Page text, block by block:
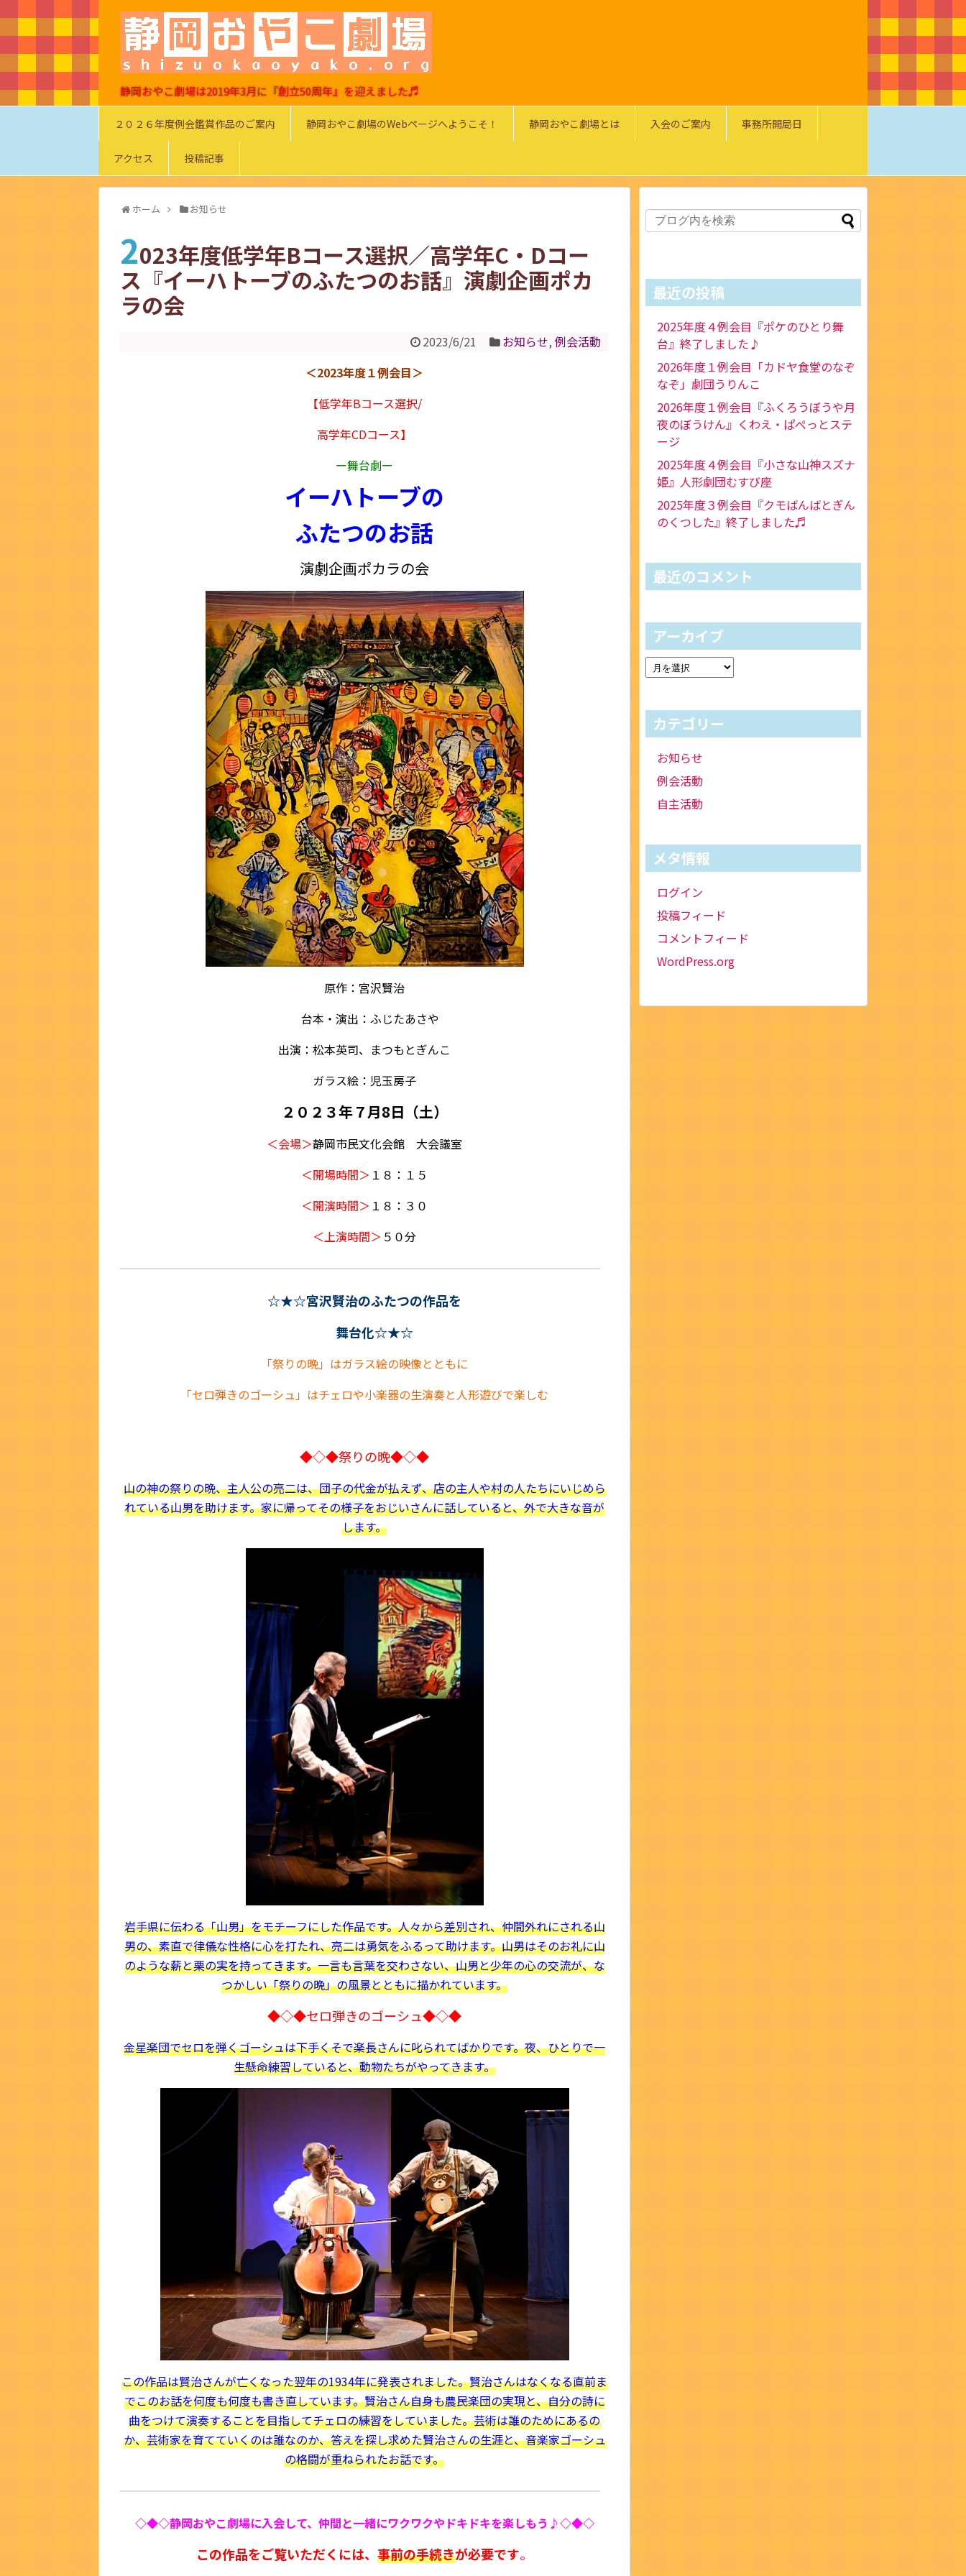
静岡おやこ劇場は2019年3月に『創立50周年』を迎えました♬
２０２６年度例会鑑賞作品のご案内 静岡おやこ劇場のWebページへようこそ！ 静岡おやこ劇場とは 入会のご案内 事務所開局日
アクセス 投稿記事
ホーム お知らせ
2023年度低学年Bコース選択／高学年C・Dコー
ス『イーハトーブのふたつのお話』演劇企画ポカ
ラの会
2023/6/21 お知らせ, 例会活動
＜2023年度１例会目＞
【低学年Bコース選択/
高学年CDコース】
ー舞台劇ー
イーハトーブの
ふたつのお話
演劇企画ポカラの会
原作：宮沢賢治
台本・演出：ふじたあさや
出演：松本英司、まつもとぎんこ
ガラス絵：児玉房子
２０２３年７月8日（土）
＜会場＞静岡市民文化会館 大会議室
＜開場時間＞ １８：１５
＜開演時間＞ １８：３０
＜上演時間＞ ５０分
☆★☆宮沢賢治のふたつの作品を
舞台化☆★☆
「祭りの晩」はガラス絵の映像とともに
「セロ弾きのゴーシュ」はチェロや小楽器の生演奏と人形遊びで楽しむ
◆◇◆祭りの晩◆◇◆
山の神の祭りの晩、主人公の亮二は、団子の代金が払えず、店の主人や村の人たちにいじめら
れている山男を助けます。家に帰ってその様子をおじいさんに話していると、外で大きな音が
します。
岩手県に伝わる「山男」をモチーフにした作品です。人々から差別され、仲間外れにされる山
男の、素直で律儀な性格に心を打たれ、亮二は勇気をふるって助けます。山男はそのお礼に山
のような薪と栗の実を持ってきます。一言も言葉を交わさない、山男と少年の心の交流が、な
つかしい「祭りの晩」の風景とともに描かれています。
◆◇◆セロ弾きのゴーシュ◆◇◆
金星楽団でセロを弾くゴーシュは下手くそで楽長さんに叱られてばかりです。夜、ひとりで一
生懸命練習していると、動物たちがやってきます。
この作品は賢治さんが亡くなった翌年の1934年に発表されました。賢治さんはなくなる直前ま
でこのお話を何度も何度も書き直しています。賢治さん自身も農民楽団の実現と、自分の詩に
曲をつけて演奏することを目指してチェロの練習をしていました。芸術は誰のためにあるの
か、芸術家を育てていくのは誰なのか、答えを探し求めた賢治さんの生涯と、音楽家ゴーシュ
の格闘が重ねられたお話です。
◇◆◇静岡おやこ劇場に入会して、 仲間と一緒にワクワクやドキドキを楽しもう♪◇◆◇
この作品をご覧いただくには、 事前の手続きが必要です。
最近の投稿
2025年度４例会目『ポケのひとり舞
台』終了しました♪
2026年度１例会目「カドヤ食堂のなぞ
なぞ」劇団うりんこ
2026年度１例会目『ふくろうぼうや月
夜のぼうけん』くわえ・ぱぺっとステ
ージ
2025年度４例会目『小さな山神スズナ
姫』人形劇団むすび座
2025年度３例会目『クモばんばとぎん
のくつした』終了しました♬
最近のコメント
アーカイブ
カテゴリー
お知らせ
例会活動
自主活動
メタ情報
ログイン
投稿フィード
コメントフィード
WordPress.org